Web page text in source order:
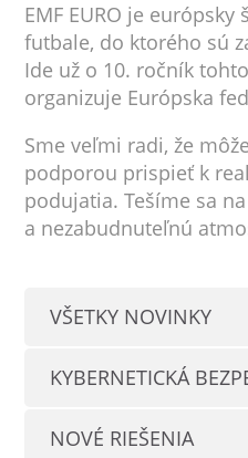
EMF EURO je
futbale, do ktorého sú
Ide už o 10. ročník
organizuje Európska
Sme veľmi radi, že
podporou prispieť k
podujatia. Tešíme sa
a nezabudnuteľnú
VŠETKY NOVINKY
KYBERNETICKÁ
NOVÉ RIEŠENIA